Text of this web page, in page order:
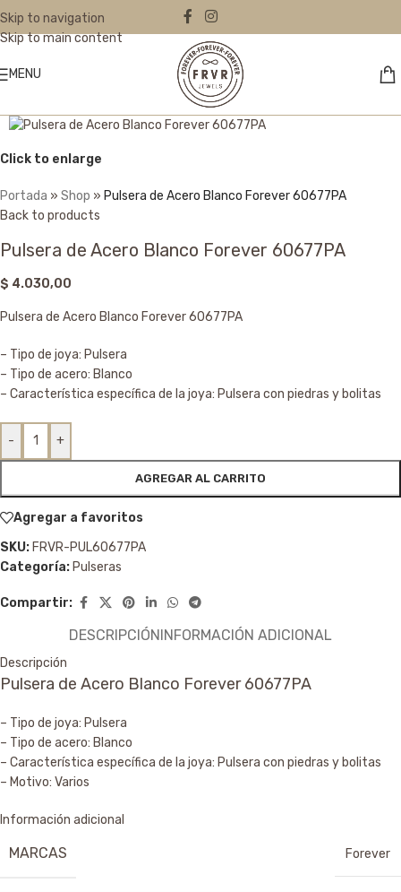
Skip to navigation
Skip to main content
MENU
Click to enlarge
Portada » Shop » Pulsera de Acero Blanco Forever 60677PA
Back to products
Pulsera de Acero Blanco Forever 60677PA
$ 4.030,00
Pulsera de Acero Blanco Forever 60677PA
– Tipo de joya: Pulsera
– Tipo de acero: Blanco
– Característica específica de la joya: Pulsera con piedras y bolitas
- +
AGREGAR AL CARRITO
Agregar a favoritos
SKU: FRVR-PUL60677PA
Categoría: Pulseras
Compartir:
DESCRIPCIÓNINFORMACIÓN ADICIONAL
Descripción
Pulsera de Acero Blanco Forever 60677PA
– Tipo de joya: Pulsera
– Tipo de acero: Blanco
– Característica específica de la joya: Pulsera con piedras y bolitas
– Motivo: Varios
Información adicional
MARCAS Forever